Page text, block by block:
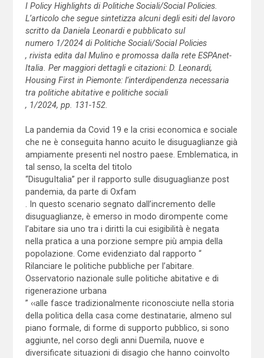
I Policy Highlights di Politiche Sociali/Social Policies.
L’articolo che segue sintetizza alcuni degli esiti del lavoro
scritto da Daniela Leonardi e pubblicato sul
numero 1/2024 di Politiche Sociali/Social Policies
, rivista edita dal Mulino e promossa dalla rete ESPAnet-
Italia. Per maggiori dettagli e citazioni: D. Leonardi,
Housing First in Piemonte: l’interdipendenza necessaria
tra politiche abitative e politiche sociali
, 1/2024, pp. 131-152.
La pandemia da Covid 19 e la crisi economica e sociale
che ne è conseguita hanno acuito le disuguaglianze già
ampiamente presenti nel nostro paese. Emblematica, in
tal senso, la scelta del titolo
“DisuguItalia” per il rapporto sulle disuguaglianze post
pandemia, da parte di Oxfam
. In questo scenario segnato dall’incremento delle
disuguaglianze, è emerso in modo dirompente come
l’abitare sia uno tra i diritti la cui esigibilità è negata
nella pratica a una porzione sempre più ampia della
popolazione. Come evidenziato dal rapporto “
Rilanciare le politiche pubbliche per l’abitare.
Osservatorio nazionale sulle politiche abitative e di
rigenerazione urbana
” ‹‹alle fasce tradizionalmente riconosciute nella storia
della politica della casa come destinatarie, almeno sul
piano formale, di forme di supporto pubblico, si sono
aggiunte, nel corso degli anni Duemila, nuove e
diversificate situazioni di disagio che hanno coinvolto